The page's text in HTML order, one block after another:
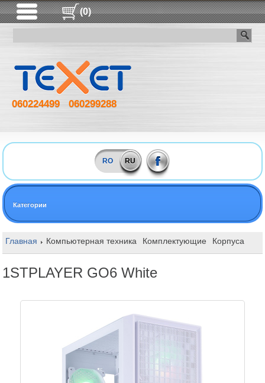
(0)
060224499 060299288
RO RU
Категории
Главная Компьютерная техника Комплектующие Корпуса
1STPLAYER GO6 White